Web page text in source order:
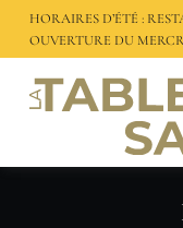
HORAIRES D’ÉTÉ :
OUVERTURE DU